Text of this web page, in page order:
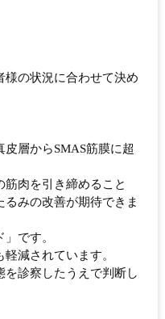
様の状況に合わせて決め
層からSMAS筋膜に超
筋肉を引き締めること
みの改善が期待できま
です。
減されています。
診察したうえで判断し